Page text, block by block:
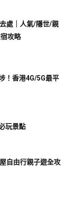
處｜人氣/隱世/親
攻略
！香港4G/5G最平
玩景點
自由行親子遊全攻